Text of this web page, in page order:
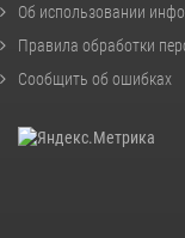
Об использовании
Правила обработки
Сообщить об ошибках